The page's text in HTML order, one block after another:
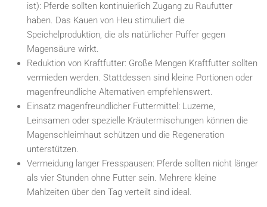
ist): Pferde sollten kontinuierlich Zugang zu Raufutter
haben. Das Kauen von Heu stimuliert die
Speichelproduktion, die als natürlicher Puffer gegen
Magensäure wirkt.
Reduktion von Kraftfutter: Große Mengen Kraftfutter sollten
vermieden werden. Stattdessen sind kleine Portionen oder
magenfreundliche Alternativen empfehlenswert.
Einsatz magenfreundlicher Futtermittel: Luzerne,
Leinsamen oder spezielle Kräutermischungen können die
Magenschleimhaut schützen und die Regeneration
unterstützen.
Vermeidung langer Fresspausen: Pferde sollten nicht länger
als vier Stunden ohne Futter sein. Mehrere kleine
Mahlzeiten über den Tag verteilt sind ideal.